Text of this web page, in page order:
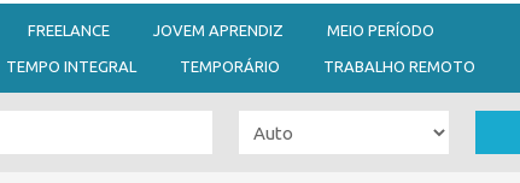
FREELANCE JOVEM APRENDIZ MEIO PERÍODO
TEMPO INTEGRAL TEMPORÁRIO TRABALHO REMOTO